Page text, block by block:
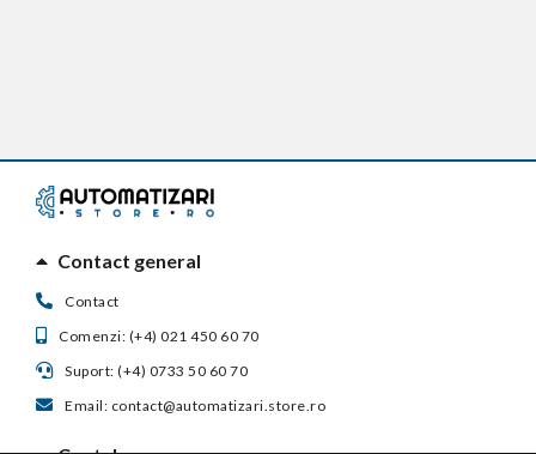
Contact general
Contact
Comenzi: (+4) 021 450 60 70
Suport: (+4) 0733 50 60 70
Email: contact@automatizari.store.ro